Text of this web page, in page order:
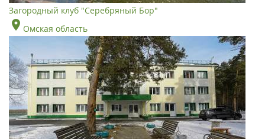
Загородный клуб "Серебряный Бор"
Омская область